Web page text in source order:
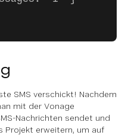
SMS verschickt! Nachdem
mit der Vonage
Nachrichten sendet und
Projekt erweitern, um auf